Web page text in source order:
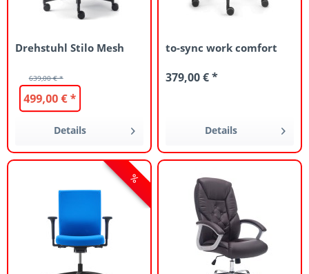
Drehstuhl Stilo Mesh
639,00 € *
499,00 € *
Details
to-sync work comfort
379,00 € *
Details